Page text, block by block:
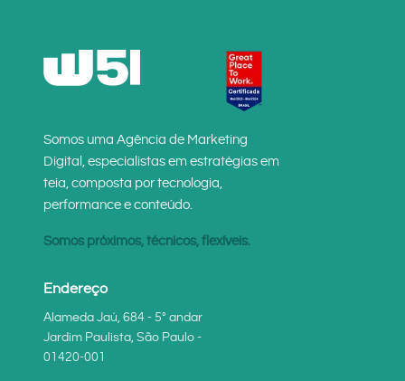
Somos uma Agência de Marketing
Digital, especialistas em estratégias em
teia, composta por tecnologia,
performance e conteúdo.
Somos próximos, técnicos, flexíveis.
Endereço
Alameda Jaú, 684 - 5° andar
Jardim Paulista, São Paulo -
01420-001